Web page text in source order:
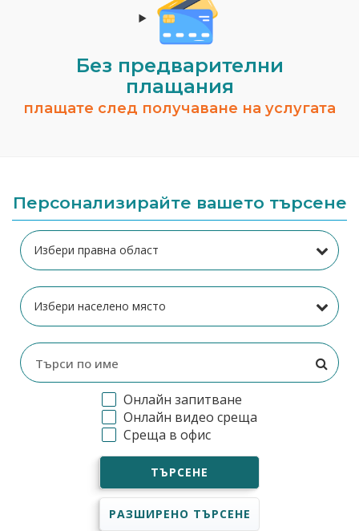
Без предварителни
плащания
плащате след получаване на услугата
Персонализирайте вашето търсене
Онлайн запитване
Онлайн видео среща
Среща в офис
ТЪРСЕНЕ
РАЗШИРЕНО ТЪРСЕНЕ